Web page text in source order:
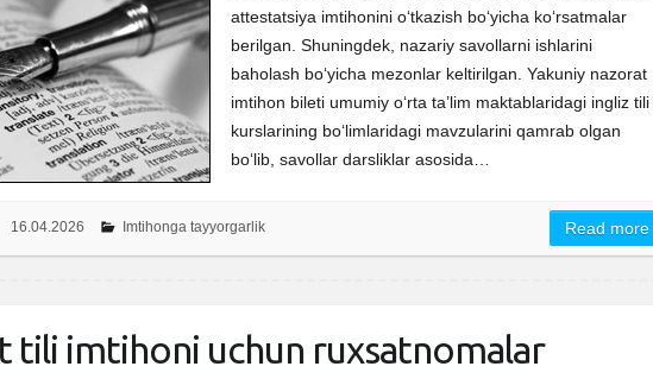
attestatsiya imtihonini o‘tkazish bo‘yicha ko‘rsatmalar
berilgan. Shuningdek, nazariy savollarni ishlarini
baholash bo‘yicha mezonlar keltirilgan. Yakuniy nazorat
imtihon bileti umumiy o‘rta ta’lim maktablaridagi ingliz tili
kurslarining bo‘limlaridagi mavzularini qamrab olgan
bo‘lib, savollar darsliklar asosida…
16.04.2026 Imtihonga tayyorgarlik Read more
tili imtihoni uchun ruxsatnomalar